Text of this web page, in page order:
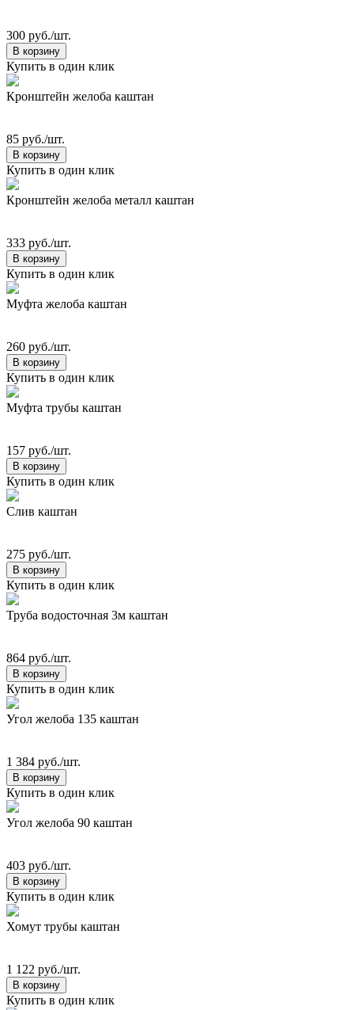
300 руб./шт.
В корзину
Купить в один клик
Кронштейн желоба каштан
85 руб./шт.
В корзину
Купить в один клик
Кронштейн желоба металл каштан
333 руб./шт.
В корзину
Купить в один клик
Муфта желоба каштан
260 руб./шт.
В корзину
Купить в один клик
Муфта трубы каштан
157 руб./шт.
В корзину
Купить в один клик
Слив каштан
275 руб./шт.
В корзину
Купить в один клик
Труба водосточная 3м каштан
864 руб./шт.
В корзину
Купить в один клик
Угол желоба 135 каштан
1 384 руб./шт.
В корзину
Купить в один клик
Угол желоба 90 каштан
403 руб./шт.
В корзину
Купить в один клик
Хомут трубы каштан
1 122 руб./шт.
В корзину
Купить в один клик